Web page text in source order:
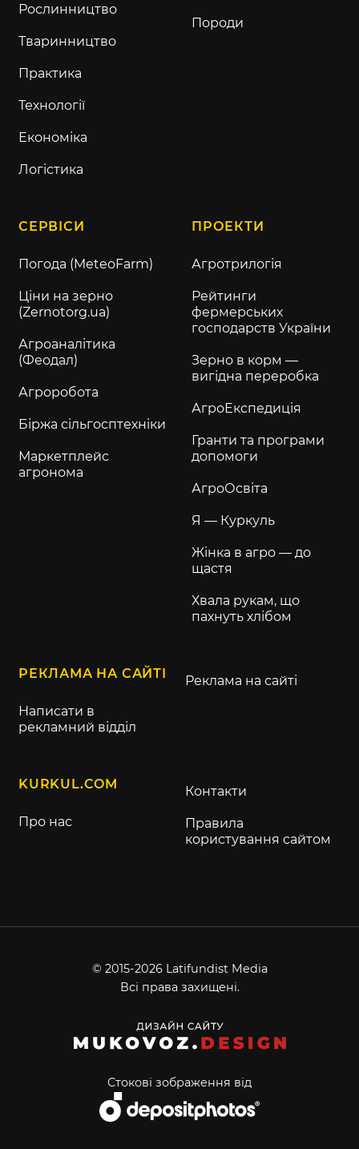
Рослинництво
Тваринництво
Практика
Технології
Економіка
Логістика
Породи
СЕРВІСИ
Погода (MeteoFarm)
Ціни на зерно
(Zernotorg.ua)
Агроаналітика
(Феодал)
Агроробота
Біржа сільгосптехніки
Маркетплейс
агронома
ПРОЕКТИ
Агротрилогія
Рейтинги
фермерських
господарств України
Зерно в корм —
вигідна переробка
АгроЕкспедиція
Гранти та програми
допомоги
АгроОсвіта
Я — Куркуль
Жінка в агро — до
щастя
Хвала рукам, що
пахнуть хлібом
РЕКЛАМА НА САЙТІ
Написати в
рекламний відділ
Реклама на сайті
KURKUL.COM
Про нас
Контакти
Правила
користування сайтом
© 2015-2026 Latifundist Media
Всі права захищені.
Стокові зображення від